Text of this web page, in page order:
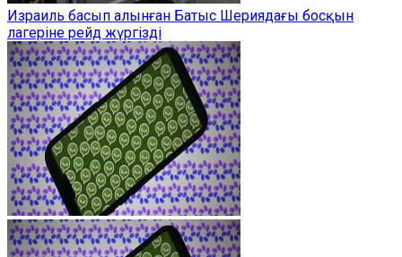
Израиль басып алынған Батыс Шериядағы босқын
лагеріне рейд жүргізді